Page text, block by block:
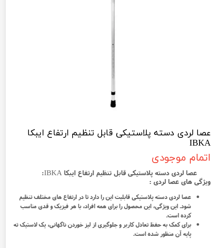
عصا لردی دسته پلاستیکی قابل تنظیم ارتفاع ایبکا
IBKA
اتمام موجودی
عصا لردی دسته پلاستیکی قابل تنظیم ارتفاع ایبکا IBKA:
ویژگی های عصا لردی :
عصا لردی دسته پلاستیکی قابلیت این را دارد تا در ارتفاع های مختلف تنظیم
شود. این ویژگی، این محصول را برای همه افراد، با هر فیزیک و قدی مناسب
کرده است.
برای کمک به حفظ تعادل کاربر و جلوگیری از لیز خوردن ناگهانی، یک لاستیک ته
پایه آن منظور شده است.